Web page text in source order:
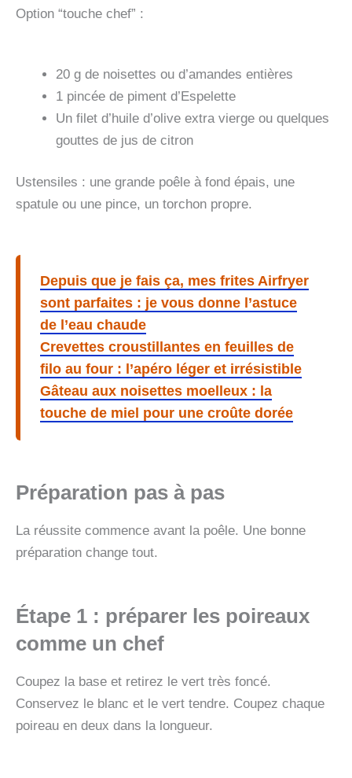
Option “touche chef” :
20 g de noisettes ou d’amandes entières
1 pincée de piment d’Espelette
Un filet d’huile d’olive extra vierge ou quelques
gouttes de jus de citron
Ustensiles : une grande poêle à fond épais, une
spatule ou une pince, un torchon propre.
Depuis que je fais ça, mes frites Airfryer
sont parfaites : je vous donne l’astuce
de l’eau chaude
Crevettes croustillantes en feuilles de
filo au four : l’apéro léger et irrésistible
Gâteau aux noisettes moelleux : la
touche de miel pour une croûte dorée
Préparation pas à pas
La réussite commence avant la poêle. Une bonne
préparation change tout.
Étape 1 : préparer les poireaux
comme un chef
Coupez la base et retirez le vert très foncé.
Conservez le blanc et le vert tendre. Coupez chaque
poireau en deux dans la longueur.